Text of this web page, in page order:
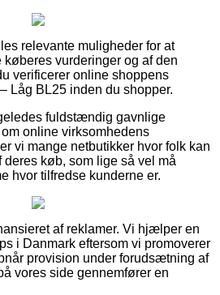
relevante muligheder for at
vurderinger og af den
verificerer online shoppens
Låg BL25 inden du shopper.
fuldstændig gavnlige
online virksomhedens
vi mange netbutikker hvor folk kan
køb, som lige så vel må
hvor tilfredse kunderne er.
af reklamer. Vi hjælper en
i Danmark eftersom vi promoverer
provision under forudsætning af
vores side gennemfører en